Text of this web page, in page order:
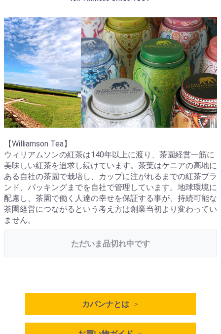
【Williamson Tea】
ウィリアムソンの紅茶は140年以上に渡り、茶園経営一筋に
美味しい紅茶を追求し続けています。茶葉はケニアの高地に
ある自社の茶園で栽培し、カップに注がれるまでの紅茶ブラ
ンド、パッキングまでを自社で管理しています。地球環境に
配慮し、茶園で働く人達の幸せを保証する事が、持続可能な
茶園経営につながるという考え方は創業当初より変わってい
ません。
ただいま品切れ中です
カパンナとは